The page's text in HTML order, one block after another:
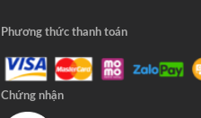
Phương thức thanh toán
Chứng nhận